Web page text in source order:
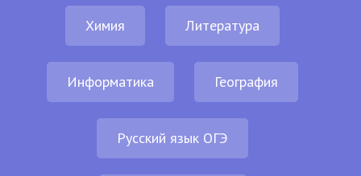
Химия Литература
Информатика География
Русский язык ОГЭ